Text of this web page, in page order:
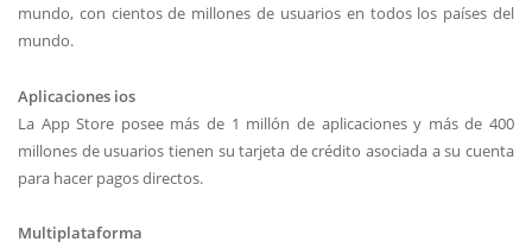
mundo, con cientos de millones de usuarios en todos los países del
mundo.
Aplicaciones ios
La App Store posee más de 1 millón de aplicaciones y más de 400
millones de usuarios tienen su tarjeta de crédito asociada a su cuenta
para hacer pagos directos.
Multiplataforma